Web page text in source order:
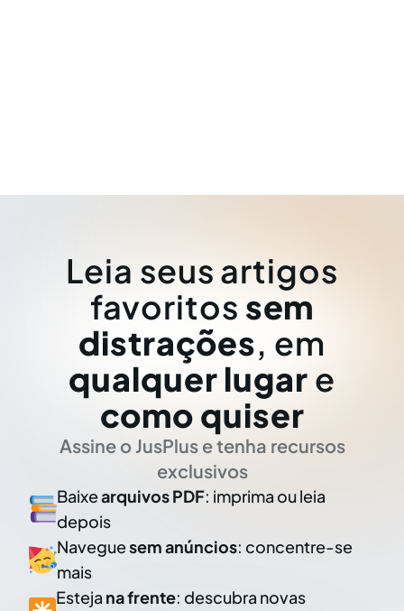
Leia seus artigos
favoritos sem
distrações, em
qualquer lugar e
como quiser
Assine o JusPlus e tenha recursos
exclusivos
Baixearquivos PDF: imprima ou leia
depois
Naveguesem anúncios: concentre-se
mais
Esteja na frente: descubra novas